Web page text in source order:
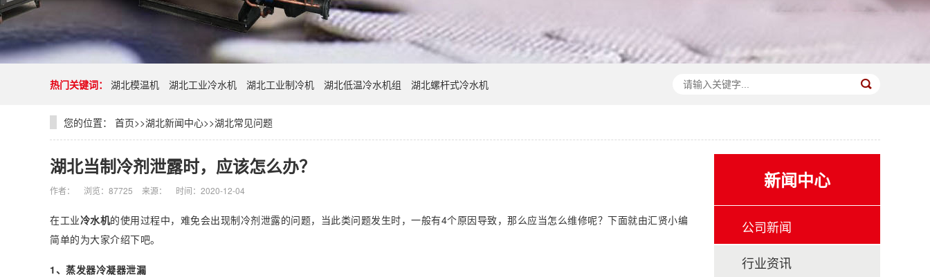
热门关键词： 湖北模温机 湖北工业冷水机 湖北工业制冷机 湖北低温冷水机组 湖北螺杆式冷水机
您的位置： 首页>>湖北新闻中心>>湖北常见问题
新闻中心
公司新闻
行业资讯
湖北当制冷剂泄露时，应该怎么办？
作者： 浏览：87725 来源： 时间：2020-12-04
在工业冷水机的使用过程中，难免会出现制冷剂泄露的问题，当此类问题发生时，一般有4个原因导致，那么应当怎么维修呢？下面就由汇贤小编
简单的为大家介绍下吧。
1、蒸发器冷凝器泄漏